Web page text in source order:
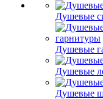
Душевые
Душевые
Душевые
Душевые